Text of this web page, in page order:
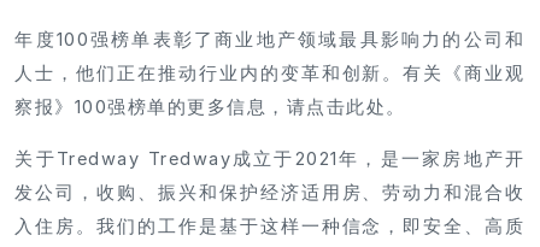
年度100强榜单表彰了商业地产领域最具影响力的公司和
人士，他们正在推动行业内的变革和创新。有关《商业观
察报》100强榜单的更多信息，请点击此处。
关于Tredway Tredway成立于2021年，是一家房地产开
发公司，收购、振兴和保护经济适用房、劳动力和混合收
入住房。我们的工作是基于这样一种信念，即安全、高质